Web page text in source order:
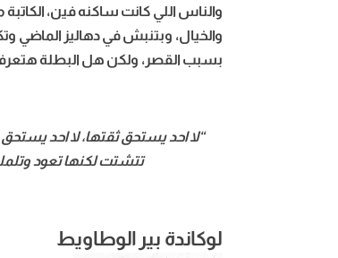
والناس اللي كانت ساكنه فين،
والخيال، وبتنبش في دهاليز الماضي
بسبب القصر، ولكن هل البطلة
“لا احد يستحق ثقتها، لا احد
تتشتت لكنها تعود
لوكاندة بير الوطاويط